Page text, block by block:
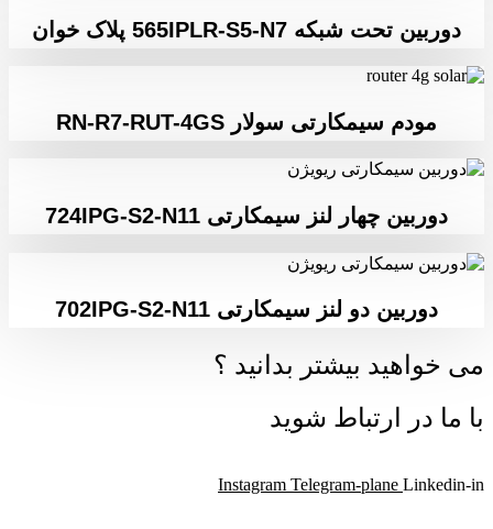
دوربین تحت شبکه 565IPLR-S5-N7 پلاک خوان
مودم سیمکارتی سولار RN-R7-RUT-4GS
دوربین چهار لنز سیمکارتی 724IPG-S2-N11
دوربین دو لنز سیمکارتی 702IPG-S2-N11
می خواهید بیشتر بدانید ؟
با ما در ارتباط شوید
Instagram Telegram-plane Linkedin-in